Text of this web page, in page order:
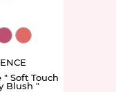
ET954695.20
ET954697.30
" Soft Touch
Blush "